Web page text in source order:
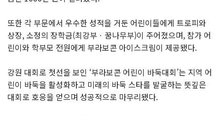
또한 각 부문에서 우수한 성적을 거둔 어린이들에게 트로피와
상장, 소정의 장학금(최강부ㆍ꿈나무부)이 주어졌으며, 참가 어
린이와 학부모 전원에게 부라보콘 아이스크림이 제공됐다.
강원 대회로 첫선을 보인 ‘부라보콘 어린이 바둑대회’는 지역 어
린이 바둑을 활성화하고 미래의 바둑 스타를 발굴하는 뜻깊은
대회로 호응을 얻으며 성공적으로 마무리됐다.